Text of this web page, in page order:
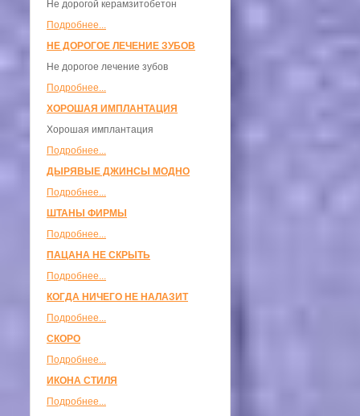
Не дорогой керамзитобетон
Подробнее...
НЕ ДОРОГОЕ ЛЕЧЕНИЕ ЗУБОВ
Не дорогое лечение зубов
Подробнее...
ХОРОШАЯ ИМПЛАНТАЦИЯ
Хорошая имплантация
Подробнее...
ДЫРЯВЫЕ ДЖИНСЫ МОДНО
Подробнее...
ШТАНЫ ФИРМЫ
Подробнее...
ПАЦАНА НЕ СКРЫТЬ
Подробнее...
КОГДА НИЧЕГО НЕ НАЛАЗИТ
Подробнее...
СКОРО
Подробнее...
ИКОНА СТИЛЯ
Подробнее...